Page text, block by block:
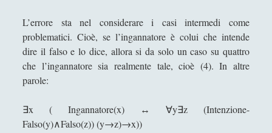
Potremmo
La crisi dei linguaggi artistici
La filosofia e il linguaggio politico cinese. La
riscoperta di Confucio e i limiti filosofici della
La macellazione dell'arte che "maschera" la
monumentalità della filosofia
L’errore sta nel considerare i casi intermedi come
problematici. Cioè, se l’ingannatore è colui che intende
dire il falso e lo dice, allora si da solo un caso su quattro
che l’ingannatore sia realmente tale, cioè (4). In altre
parole:
∃x ( Ingannatore(x) ↔ ∀y∃z (Intenzione-
Falso(y)∧Falso(z)) (y→z)→x))